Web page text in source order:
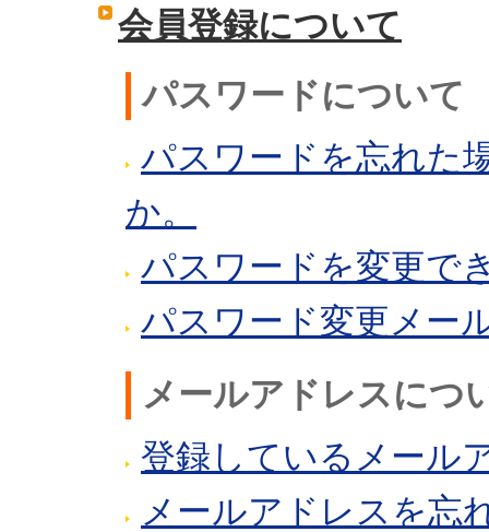
会員登録について
パスワードについて
パスワードを忘れた
か。
パスワードを変更で
パスワード変更メー
メールアドレスにつ
登録しているメール
メールアドレスを忘